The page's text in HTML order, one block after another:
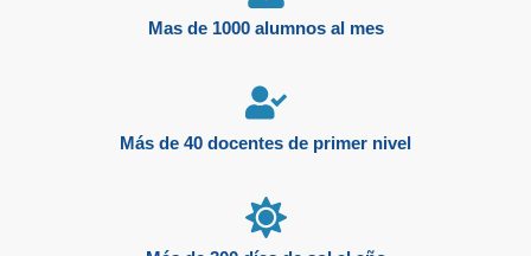
Mas de 1000 alumnos al mes
Más de 40 docentes de primer nivel